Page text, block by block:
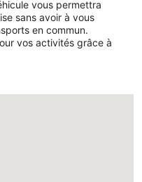
vous permettra
sans avoir à vous
en commun.
vos activités grâce à